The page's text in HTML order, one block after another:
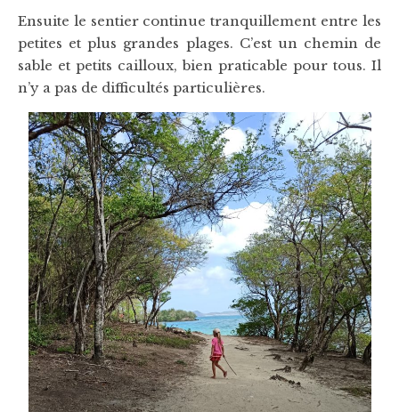
Ensuite le sentier continue tranquillement entre les
petites et plus grandes plages. C’est un chemin de
sable et petits cailloux, bien praticable pour tous. Il
n’y a pas de difficultés particulières.